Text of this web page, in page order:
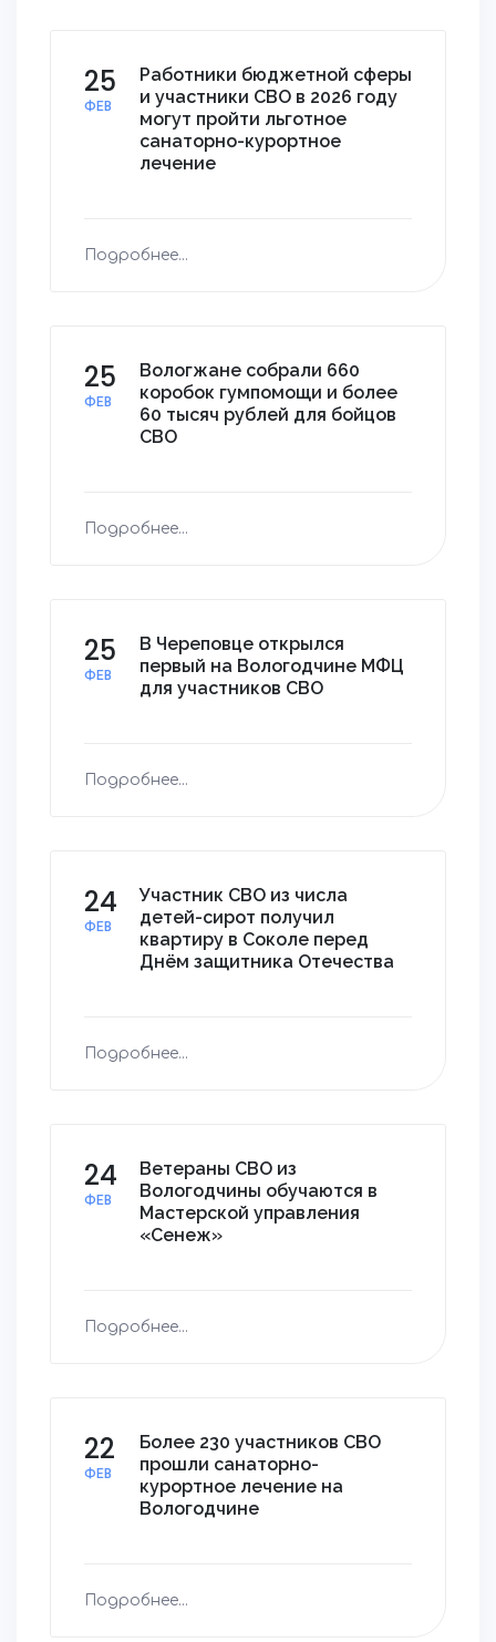
25
ФЕВ
Работники бюджетной сферы
и участники СВО в 2026 году
могут пройти льготное
санаторно-курортное
лечение
Подробнее...
25
ФЕВ
Вологжане собрали 660
коробок гумпомощи и более
60 тысяч рублей для бойцов
СВО
Подробнее...
25
ФЕВ
В Череповце открылся
первый на Вологодчине МФЦ
для участников СВО
Подробнее...
24
ФЕВ
Участник СВО из числа
детей-сирот получил
квартиру в Соколе перед
Днём защитника Отечества
Подробнее...
24
ФЕВ
Ветераны СВО из
Вологодчины обучаются в
Мастерской управления
«Сенеж»
Подробнее...
22
ФЕВ
Более 230 участников СВО
прошли санаторно-
курортное лечение на
Вологодчине
Подробнее...